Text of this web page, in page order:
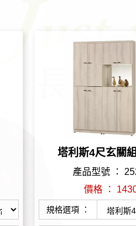
塔利斯4尺玄關
產品型號 ：
價格 ：
規格選項 ：